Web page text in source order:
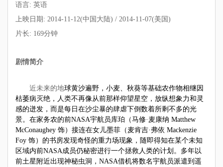
语言: 英语
上映日期: 2014-11-12(中国大陆) / 2014-11-07(美国)
片长: 169分钟
剧情简介
近未来的地球黄沙遍野，小麦、秋葵等基础农作物相继因
枯萎病灭绝，人类不再像从前那样仰望星空，放纵想象力和灵
感的迸发，而是每日在沙尘暴的肆虐下倒数着所剩不多的光
景。在家务农的前NASA宇航员库珀（马修·麦康纳 Matthew
McConaughey 饰）接连在女儿墨菲（麦肯吉·弗依 Mackenzie
Foy 饰）的书房发现奇怪的重力场现象，随即得知在某个未知
区域内前NASA成员仍秘密进行一个拯救人类的计划。多年以
前土星附近出现神秘虫洞，NASA借机将数名宇航员派遣到遥